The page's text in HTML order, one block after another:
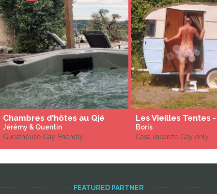
Chambres d'hôtes au Qjé
Jérémy & Quentin
Guesthouse Gay-Friendly
Boris
Casa vacanze Gay only
FEATURED PARTNER